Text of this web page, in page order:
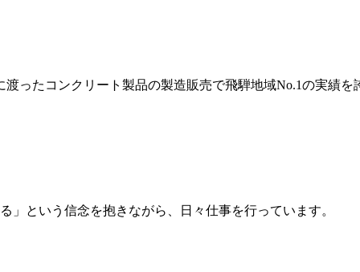
ったコンクリート製品の製造販売で飛騨地域No.1の実績を
という信念を抱きながら、日々仕事を行っています。